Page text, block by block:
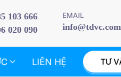
103 666
020 090
EMAIL
LIÊN HỆ TƯ